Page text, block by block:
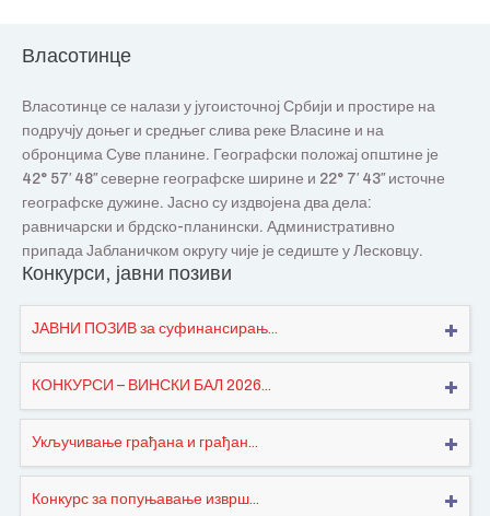
Власотинце
Власотинце се налази у југоисточној Србији и простире на
подручју доњег и средњег слива реке Власине и на
обронцима Суве планине. Географски положај општине је
42° 57′ 48″ северне географске ширине и 22° 7′ 43″ источне
географске дужине. Јасно су издвојена два дела:
равничарски и брдско-планински. Административно
припада Јабланичком округу чије је седиште у Лесковцу.
Конкурси, јавни позиви
ЈАВНИ ПОЗИВ за суфинансирањ...
КОНКУРСИ – ВИНСКИ БАЛ 2026...
Укључивање грађана и грађан...
Конкурс за попуњавање изврш...